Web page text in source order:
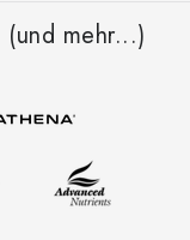
(und mehr...)